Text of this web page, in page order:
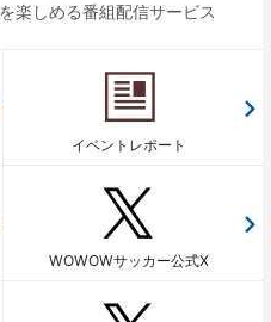
楽しめる番組配信サービス
イベントレポート
WOWOWサッカー公式X